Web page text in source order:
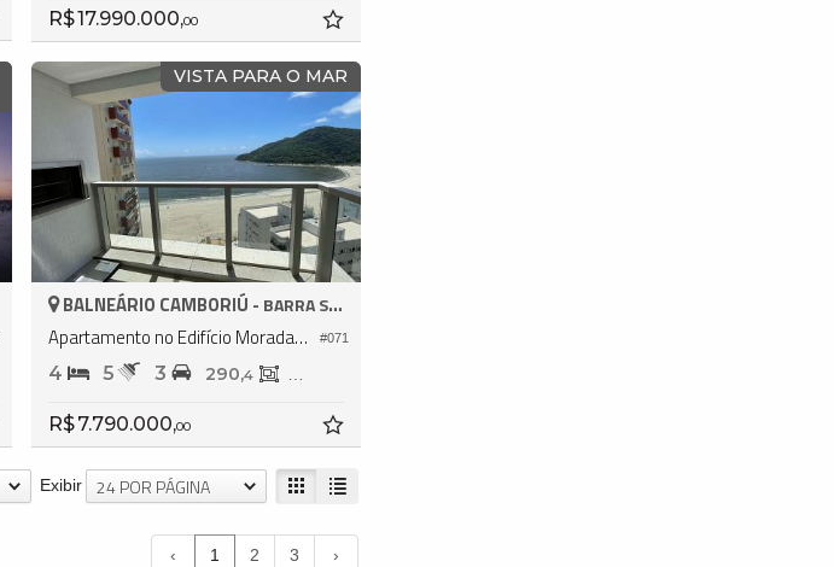
R$ 17.990.000,00
VISTA PARA O MAR
#071
BALNEÁRIO CAMBORIÚ - BARRA SUL
Apartamento no Edifício Morada Ilhas Marianas
4 5 3 290,4 160,
R$ 7.790.000,00
Exibir 24 POR PÁGINA
‹ 1 2 3 ›